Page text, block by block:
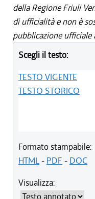
della Regione Friuli
di ufficialità e non è
pubblicazione ufficiale
Scegli il testo:
TESTO VIGENTE
TESTO STORICO
Formato stampabile:
HTML- PDF - DOC
Visualizza: